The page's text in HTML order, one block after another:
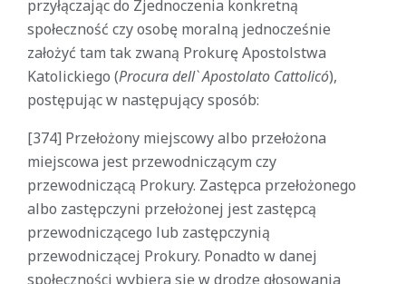
przyłączając do Zjednoczenia konkretną
społeczność czy osobę moralną jednocześnie
założyć tam tak zwaną Prokurę Apostolstwa
Katolickiego (Procura dell` Apostolato Cattolicó),
postępując w następujący sposób:
[374] Przełożony miejscowy albo przełożona
miejscowa jest przewodniczącym czy
przewodniczącą Prokury. Zastępca przełożonego
albo zastępczyni przełożonej jest zastępcą
przewodniczącego lub zastępczynią
przewodniczącej Prokury. Ponadto w danej
społeczności wybiera się w drodze głosowania